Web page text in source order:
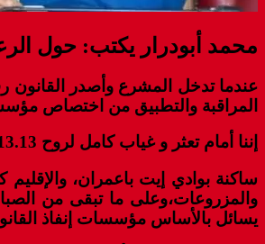
محمد أبودرار يكتب: حول
المراقبة والتطبيق من اختصاص
إننا أمام تعثر و غياب كامل لروح 113.13…
ساكنة بوادي إيت باعمران،
والمزروعات،وعلى ما تبقى من
يسائل بالأساس مؤسسات إنفاذ